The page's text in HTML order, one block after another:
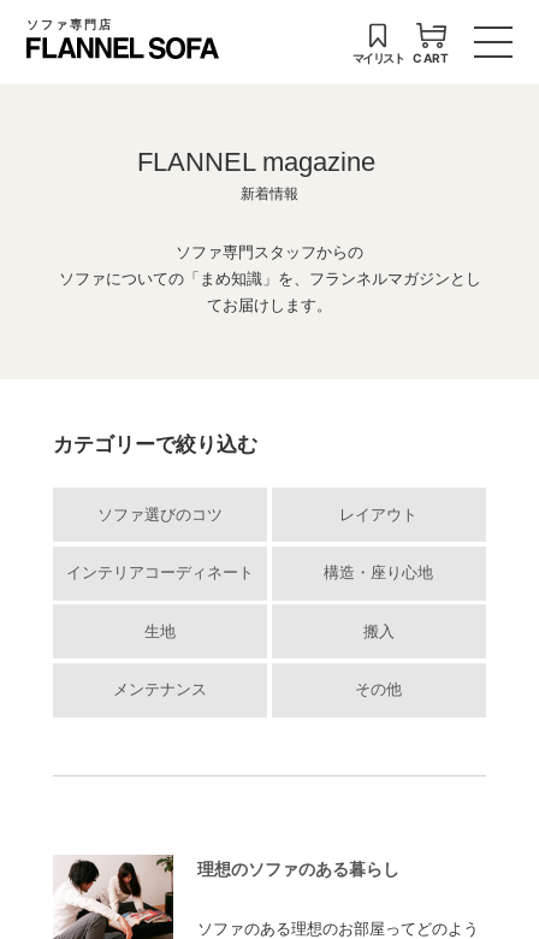
ソファ専門店
マイリスト CART
FLANNEL magazine
新着情報
ソファ専門スタッフからの
ソファについての「まめ知識」を、フランネルマガジンとし
てお届けします。
カテゴリーで絞り込む
ソファ選びのコツ レイアウト
インテリアコーディネート 構造・座り心地
生地 搬入
メンテナンス その他
理想のソファのある暮らし
ソファのある理想のお部屋ってどのよう